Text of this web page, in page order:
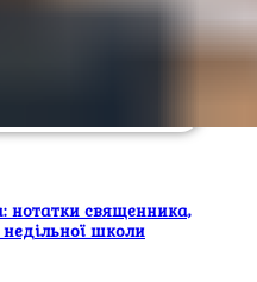
нотатки священника,
школи